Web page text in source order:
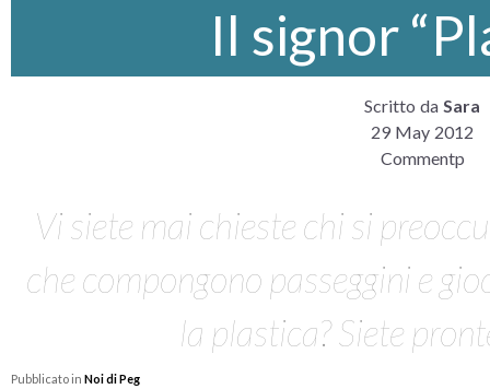
Il signor
Scritto da Sara
29 May 2012
Commentp
Vi siete mai chieste chi si
che compongono passeggini e
la plastica? Siete
Pubblicato in Noi di Peg